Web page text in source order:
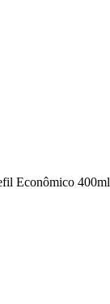
Econômico 400ml